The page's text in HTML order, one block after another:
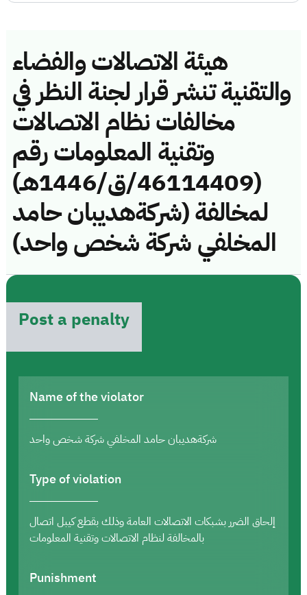
هيئة الاتصالات والفضاء
والتقنية تنشر قرار لجنة النظر في
مخالفات نظام الاتصالات
وتقنية المعلومات رقم
(46114409/ق/1446هـ)
لمخالفة (شركةهديبان حامد
المخلفي شركة شخص واحد)
Post a penalty
Name of the violator
شركةهديبان حامد المخلفي شركة شخص واحد
Type of violation
إلحاق الضرر بشبكات الاتصالات العامة وذلك بقطع كيبل اتصال
بالمخالفة لنظام الاتصالات وتقنية المعلومات
Punishment